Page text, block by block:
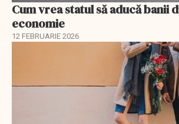
Cum vrea statul să aducă banii
economie
12 FEBRUARIE 2026